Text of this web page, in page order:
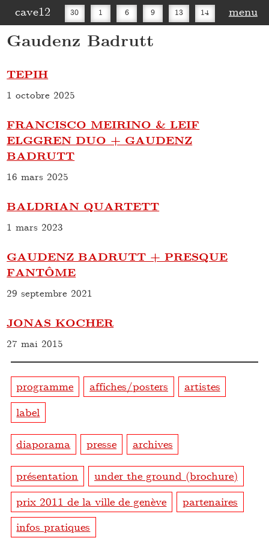
cave12 30 1 6 9 13 14
20 30
menu
Gaudenz Badrutt
TEPIH
1 octobre 2025
FRANCISCO MEIRINO & LEIF
ELGGREN DUO + GAUDENZ
BADRUTT
16 mars 2025
BALDRIAN QUARTETT
1 mars 2023
GAUDENZ BADRUTT + PRESQUE
FANTÔME
29 septembre 2021
JONAS KOCHER
27 mai 2015
programme affiches/posters
artistes
label
diaporama presse archives
présentation
under the ground (brochure)
prix 2011 de la ville de genève
partenaires
infos pratiques